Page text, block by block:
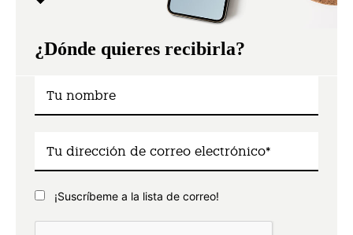
¿Dónde quieres recibirla?
¡Suscríbeme a la lista de correo!